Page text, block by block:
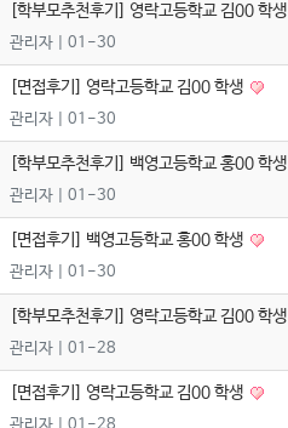
[학부모추천후기] 영락고등학교 김00 학생
관리자 | 01-30
[면접후기] 영락고등학교 김00 학생
관리자 | 01-30
[학부모추천후기] 백영고등학교 홍00 학생
관리자 | 01-30
[면접후기] 백영고등학교 홍00 학생
관리자 | 01-30
[학부모추천후기] 영락고등학교 김00 학생
관리자 | 01-28
[면접후기] 영락고등학교 김00 학생